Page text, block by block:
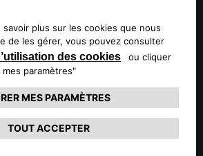
marque. Tout en restant fidèle à son
italienne depuis 1910, avec Tonale,
a lieu chez Alfa Romeo, tournée vers
connectivité et d'électrification. Le
est extraordinairement fidèle au
origines. Une technologie et une
avec un tout nouveau système
Pour Tonale, Alfa Romeo a conçu des